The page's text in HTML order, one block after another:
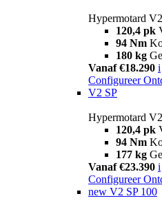
Hypermotard V2
120,4 pk
94 Nm
180 kg
Vanaf €18.290 i
Configureer
V2 SP
Hypermotard
120,4 pk
94 Nm
177 kg
Vanaf €23.390 i
Configureer
new V2 SP 100